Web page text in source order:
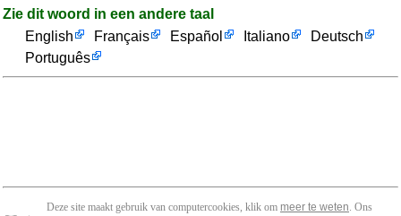
Zie dit woord in een andere taal
English
Français Español Italiano
Deutsch
Português
Deze site maakt gebruik van computercookies, klik om meer te weten. Ons